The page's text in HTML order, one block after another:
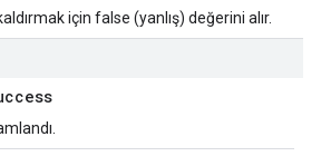
için false (yanlış) değerini alır.